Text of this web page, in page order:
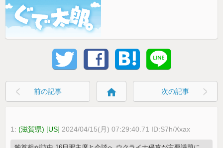
前の記事 home 次の記事
1:(滋賀県) [US] 2024/04/15(月) 07:29:40.71 ID:S7h/Xxax